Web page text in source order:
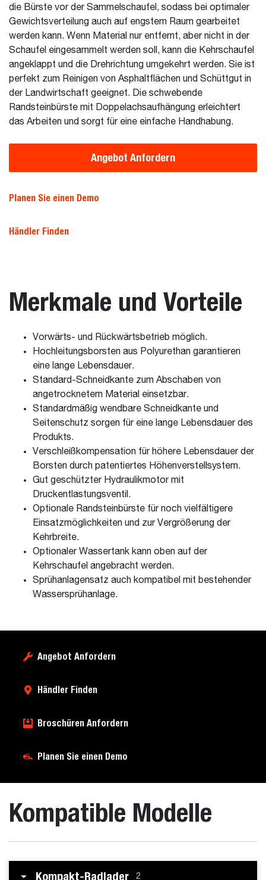
die Bürste vor der Sammelschaufel, sodass bei optimaler
Gewichtsverteilung auch auf engstem Raum gearbeitet
werden kann. Wenn Material nur entfernt, aber nicht in der
Schaufel eingesammelt werden soll, kann die Kehrschaufel
angeklappt und die Drehrichtung umgekehrt werden. Sie ist
perfekt zum Reinigen von Asphaltflächen und Schüttgut in
der Landwirtschaft geeignet. Die schwebende
Randsteinbürste mit Doppelachsaufhängung erleichtert
das Arbeiten und sorgt für eine einfache Handhabung.
Angebot Anfordern
Planen Sie einen Demo
Händler Finden
Merkmale und Vorteile
Vorwärts- und Rückwärtsbetrieb möglich.
Hochleitungsborsten aus Polyurethan garantieren
eine lange Lebensdauer.
Standard-Schneidkante zum Abschaben von
angetrocknetem Material einsetzbar.
Standardmäßig wendbare Schneidkante und
Seitenschutz sorgen für eine lange Lebensdauer des
Produkts.
Verschleißkompensation für höhere Lebensdauer der
Borsten durch patentiertes Höhenverstellsystem.
Gut geschützter Hydraulikmotor mit
Druckentlastungsventil.
Optionale Randsteinbürste für noch vielfältigere
Einsatzmöglichkeiten und zur Vergrößerung der
Kehrbreite.
Optionaler Wassertank kann oben auf der
Kehrschaufel angebracht werden.
Sprühanlagensatz auch kompatibel mit bestehender
Wassersprühanlage.
Angebot Anfordern
Händler Finden
Broschüren Anfordern
Planen Sie einen Demo
Kompatible Modelle
Kompakt-Radlader 2